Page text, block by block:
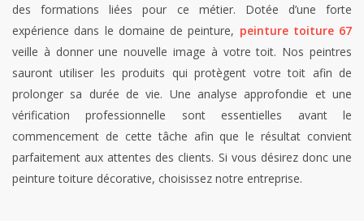
des formations liées pour ce métier. Dotée d’une forte
expérience dans le domaine de peinture, peinture toiture 67
veille à donner une nouvelle image à votre toit. Nos peintres
sauront utiliser les produits qui protègent votre toit afin de
prolonger sa durée de vie. Une analyse approfondie et une
vérification professionnelle sont essentielles avant le
commencement de cette tâche afin que le résultat convient
parfaitement aux attentes des clients. Si vous désirez donc une
peinture toiture décorative, choisissez notre entreprise.